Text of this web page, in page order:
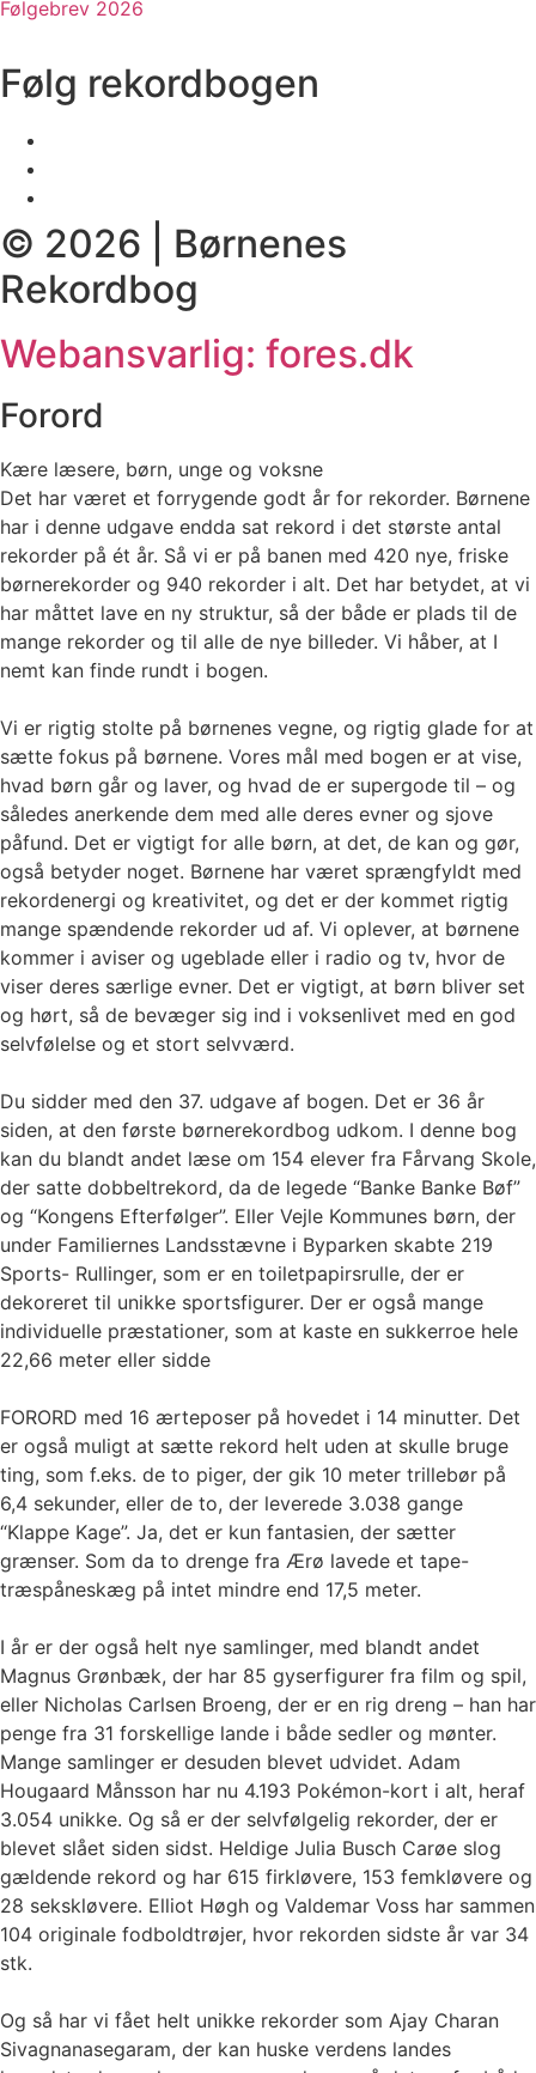
Følgebrev 2026
Følg rekordbogen
© 2026 | Børnenes
Rekordbog
Webansvarlig: fores.dk
Forord
Kære læsere, børn, unge og voksne
Det har været et forrygende godt år for rekorder. Børnene
har i denne udgave endda sat rekord i det største antal
rekorder på ét år. Så vi er på banen med 420 nye, friske
børnerekorder og 940 rekorder i alt. Det har betydet, at vi
har måttet lave en ny struktur, så der både er plads til de
mange rekorder og til alle de nye billeder. Vi håber, at I
nemt kan finde rundt i bogen.
Vi er rigtig stolte på børnenes vegne, og rigtig glade for at
sætte fokus på børnene. Vores mål med bogen er at vise,
hvad børn går og laver, og hvad de er supergode til – og
således anerkende dem med alle deres evner og sjove
påfund. Det er vigtigt for alle børn, at det, de kan og gør,
også betyder noget. Børnene har været sprængfyldt med
rekordenergi og kreativitet, og det er der kommet rigtig
mange spændende rekorder ud af. Vi oplever, at børnene
kommer i aviser og ugeblade eller i radio og tv, hvor de
viser deres særlige evner. Det er vigtigt, at børn bliver set
og hørt, så de bevæger sig ind i voksenlivet med en god
selvfølelse og et stort selvværd.
Du sidder med den 37. udgave af bogen. Det er 36 år
siden, at den første børnerekordbog udkom. I denne bog
kan du blandt andet læse om 154 elever fra Fårvang Skole,
der satte dobbeltrekord, da de legede “Banke Banke Bøf”
og “Kongens Efterfølger”. Eller Vejle Kommunes børn, der
under Familiernes Landsstævne i Byparken skabte 219
Sports- Rullinger, som er en toiletpapirsrulle, der er
dekoreret til unikke sportsfigurer. Der er også mange
individuelle præstationer, som at kaste en sukkerroe hele
22,66 meter eller sidde
FORORD med 16 ærteposer på hovedet i 14 minutter. Det
er også muligt at sætte rekord helt uden at skulle bruge
ting, som f.eks. de to piger, der gik 10 meter trillebør på
6,4 sekunder, eller de to, der leverede 3.038 gange
“Klappe Kage”. Ja, det er kun fantasien, der sætter
grænser. Som da to drenge fra Ærø lavede et tape-
træspåneskæg på intet mindre end 17,5 meter.
I år er der også helt nye samlinger, med blandt andet
Magnus Grønbæk, der har 85 gyserfigurer fra film og spil,
eller Nicholas Carlsen Broeng, der er en rig dreng – han har
penge fra 31 forskellige lande i både sedler og mønter.
Mange samlinger er desuden blevet udvidet. Adam
Hougaard Månsson har nu 4.193 Pokémon-kort i alt, heraf
3.054 unikke. Og så er der selvfølgelig rekorder, der er
blevet slået siden sidst. Heldige Julia Busch Carøe slog
gældende rekord og har 615 firkløvere, 153 femkløvere og
28 sekskløvere. Elliot Høgh og Valdemar Voss har sammen
104 originale fodboldtrøjer, hvor rekorden sidste år var 34
stk.
Og så har vi fået helt unikke rekorder som Ajay Charan
Sivagnanasegaram, der kan huske verdens landes